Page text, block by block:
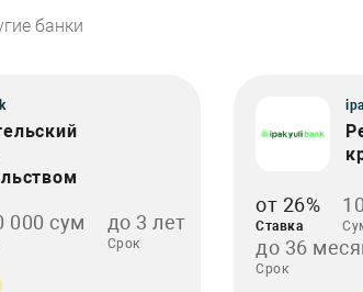
банки
000 сум до 3 лет
Срок
от 26%
Ставка
до 36
Срок